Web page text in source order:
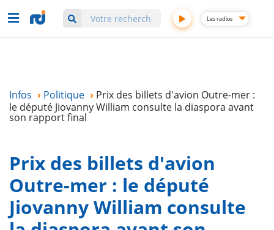
au
contenu
Les radios
Infos › Politique › Prix des billets d'avion Outre-mer :
le député Jiovanny William consulte la diaspora avant
son rapport final
Prix des billets d'avion
Outre-mer : le député
Jiovanny William consulte